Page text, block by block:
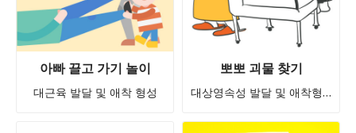
아빠 끌고 가기 놀이
대근육 발달 및 애착 형성
뽀뽀 괴물 찾기
대상영속성 발달 및 애착형성